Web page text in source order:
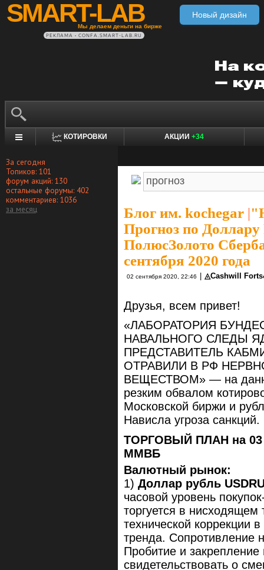
SMART-LAB
Мы делаем деньги на бирже
Новый дизайн
РЕКЛАМА • CONFA.SMART-LAB.RU
КОТИРОВКИ АКЦИИ +34
За сегодня
Топиков: 101
форум акций: 130
остальные форумы: 402
комментариев: 1036
за месяц
Блог им. kochegar |
Прогноз по
ПолюсЗолото
сентября 2020 года
02 сентября 2020, 22:46 ◬Cashwill
Друзья, всем привет!
«ЛАБОРАТОРИЯ
НАВАЛЬНОГО СЛЕДЫ
ПРЕДСТАВИТЕЛЬ
ОТРАВИЛИ В РФ
ВЕЩЕСТВОМ» — на
резким обвалом
Московской биржи и
Нависла угроза
ТОРГОВЫЙ ПЛАН на 03
ММВБ
Валютный рынок:
1) Доллар рубль
часовой уровень
торгуется в
технической коррекции
тренда. Сопротивление
Пробитие и
свидетельствовать о